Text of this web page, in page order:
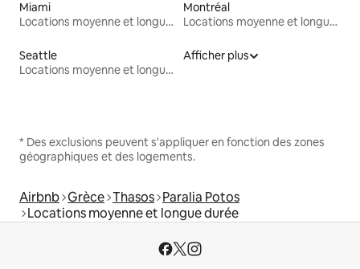
Miami
Locations moyenne et longue durée
Montréal
Locations moyenne et longue durée
Seattle
Locations moyenne et longue durée
Afficher plus
* Des exclusions peuvent s'appliquer en fonction des zones
géographiques et des logements.
Airbnb Grèce Thasos Paralia Potos
Locations moyenne et longue durée